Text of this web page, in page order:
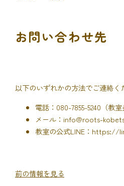
お問い合わせ先
以下のいずれかの方法でご連絡く
電話：080-7855-5240（教室
メール：info@roots-
教室の公式LINE：https://
前の情報を見る